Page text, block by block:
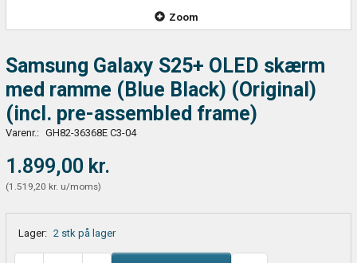
Zoom
Samsung Galaxy S25+ OLED skærm
med ramme (Blue Black) (Original)
(incl. pre-assembled frame)
Varenr.: GH82-36368E C3-04
1.899,00 kr.
(1.519,20 kr. u/moms)
Lager: 2 stk på lager